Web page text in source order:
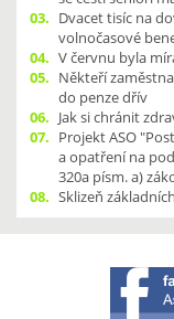
03. Dvacet tisíc na
volnočasové
04. V červnu byla
05. Někteří
do penze dřív
06. Jak si chránit
07. Projekt ASO
a opatření na
320a písm. a)
08. Sklizeň